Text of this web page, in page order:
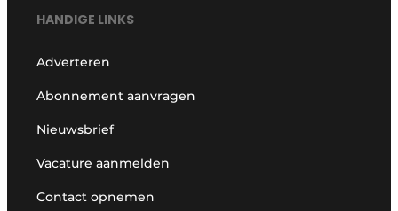
HANDIGE LINKS
Adverteren
Abonnement aanvragen
Nieuwsbrief
Vacature aanmelden
Contact opnemen